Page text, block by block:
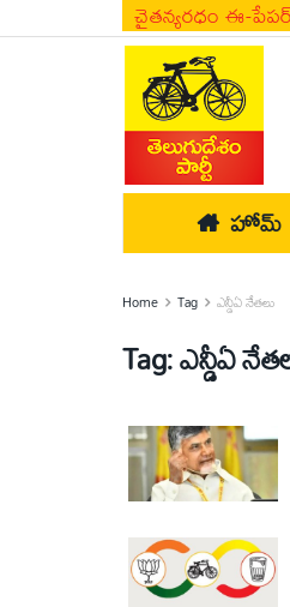
చైతన్యరధం ఈ-
హోమ్
Home Tag ఎన్డీఏ నేతలు
Tag:ఎన్డీఏ